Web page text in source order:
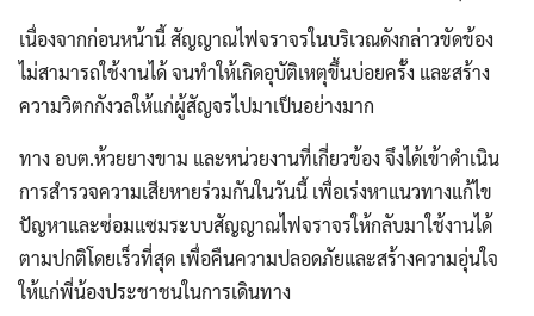
เนื่องจากก่อนหน้านี้ สัญญาณไฟจราจรในบริเวณดังกล่าวขัดข้อง
ไม่สามารถใช้งานได้ จนทำให้เกิดอุบัติเหตุขึ้นบ่อยครั้ง และสร้าง
ความวิตกกังวลให้แก่ผู้สัญจรไปมาเป็นอย่างมาก
ทาง อบต.ห้วยยางขาม และหน่วยงานที่เกี่ยวข้อง จึงได้เข้าดำเนิน
การสำรวจความเสียหายร่วมกันในวันนี้ เพื่อเร่งหาแนวทางแก้ไข
ปัญหาและซ่อมแซมระบบสัญญาณไฟจราจรให้กลับมาใช้งานได้
ตามปกติโดยเร็วที่สุด เพื่อคืนความปลอดภัยและสร้างความอุ่นใจ
ให้แก่พี่น้องประชาชนในการเดินทาง